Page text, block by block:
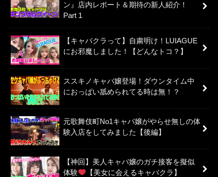
ン』店内レポート＆期待の新人紹介！
Part 1
【キャバクラって】自粛明け！LUIAGUE
にお邪魔しました！【どんなトコ？】
ススキノキャバ嬢登場！ダウンタイム中
におっぱい舐められてる時は無！？
元歌舞伎町No1キャバ嬢がやらせ無しの体
験入店をしてみました【後編】
【神回】美人キャバ嬢のガチ接客を擬似
体験
【美女に会えるキャバクラ】